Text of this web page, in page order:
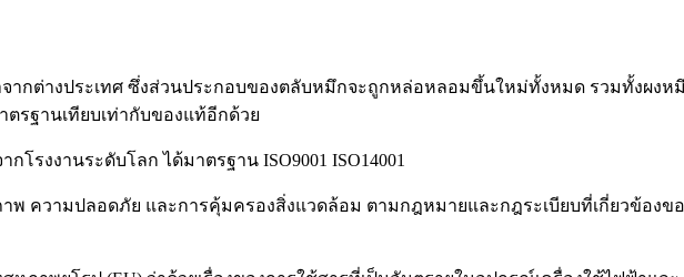
จากต่างประเทศ ซึ่งส่วนประกอบของตลับหมึกจะถูกหล่อหลอมขึ้นใหม่ทั้งหมด รวมทั้งผง
รฐานเทียบเท่ากับของแท้อีกด้วย
งงานระดับโลก ได้มาตรฐาน ISO9001 ISO14001
ความปลอดภัย และการคุ้มครองสิ่งแวดล้อม ตามกฎหมายและกฎระเบียบที่เกี่ยวข้องข